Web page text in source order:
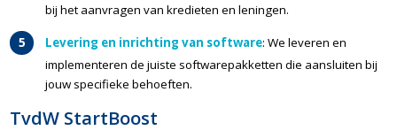
bij het aanvragen van kredieten en leningen.
Levering en inrichting van software: We leveren en
implementeren de juiste softwarepakketten die aansluiten bij
jouw specifieke behoeften.
TvdW StartBoost